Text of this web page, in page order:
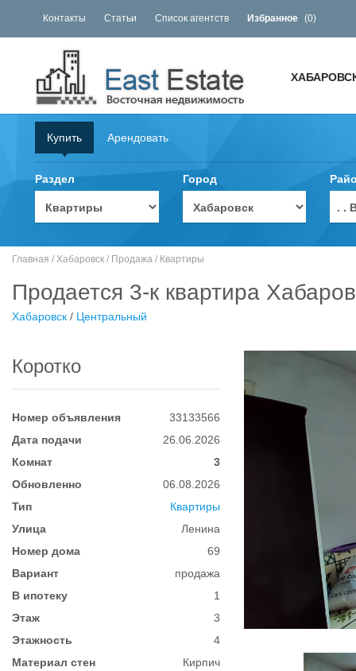
Контакты Статьи Список агентств Избранное (0)
Купить Арендовать
Раздел Город
. .
Главная / Хабаровск / Продажа / Квартиры
Продается 3-к квартира
Хабаровск / Центральный
Коротко
Номер объявления
33133566
Дата подачи
26.06.2026
Комнат
3
Обновленно
06.08.2026
Тип
Квартиры
Улица
Ленина
Номер дома
69
Вариант
продажа
В ипотеку
1
Этаж
3
Этажность
4
Материал стен
Кирпич